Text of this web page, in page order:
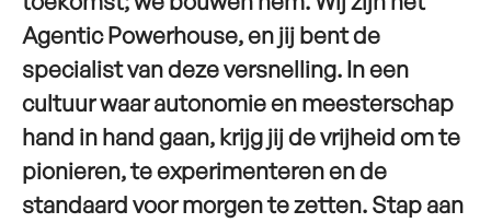
Agentic Powerhouse, en jij bent de
specialist van deze versnelling. In een
cultuur waar autonomie en meesterschap
hand in hand gaan, krijg jij de vrijheid om te
pionieren, te experimenteren en de
standaard voor morgen te zetten. Stap aan